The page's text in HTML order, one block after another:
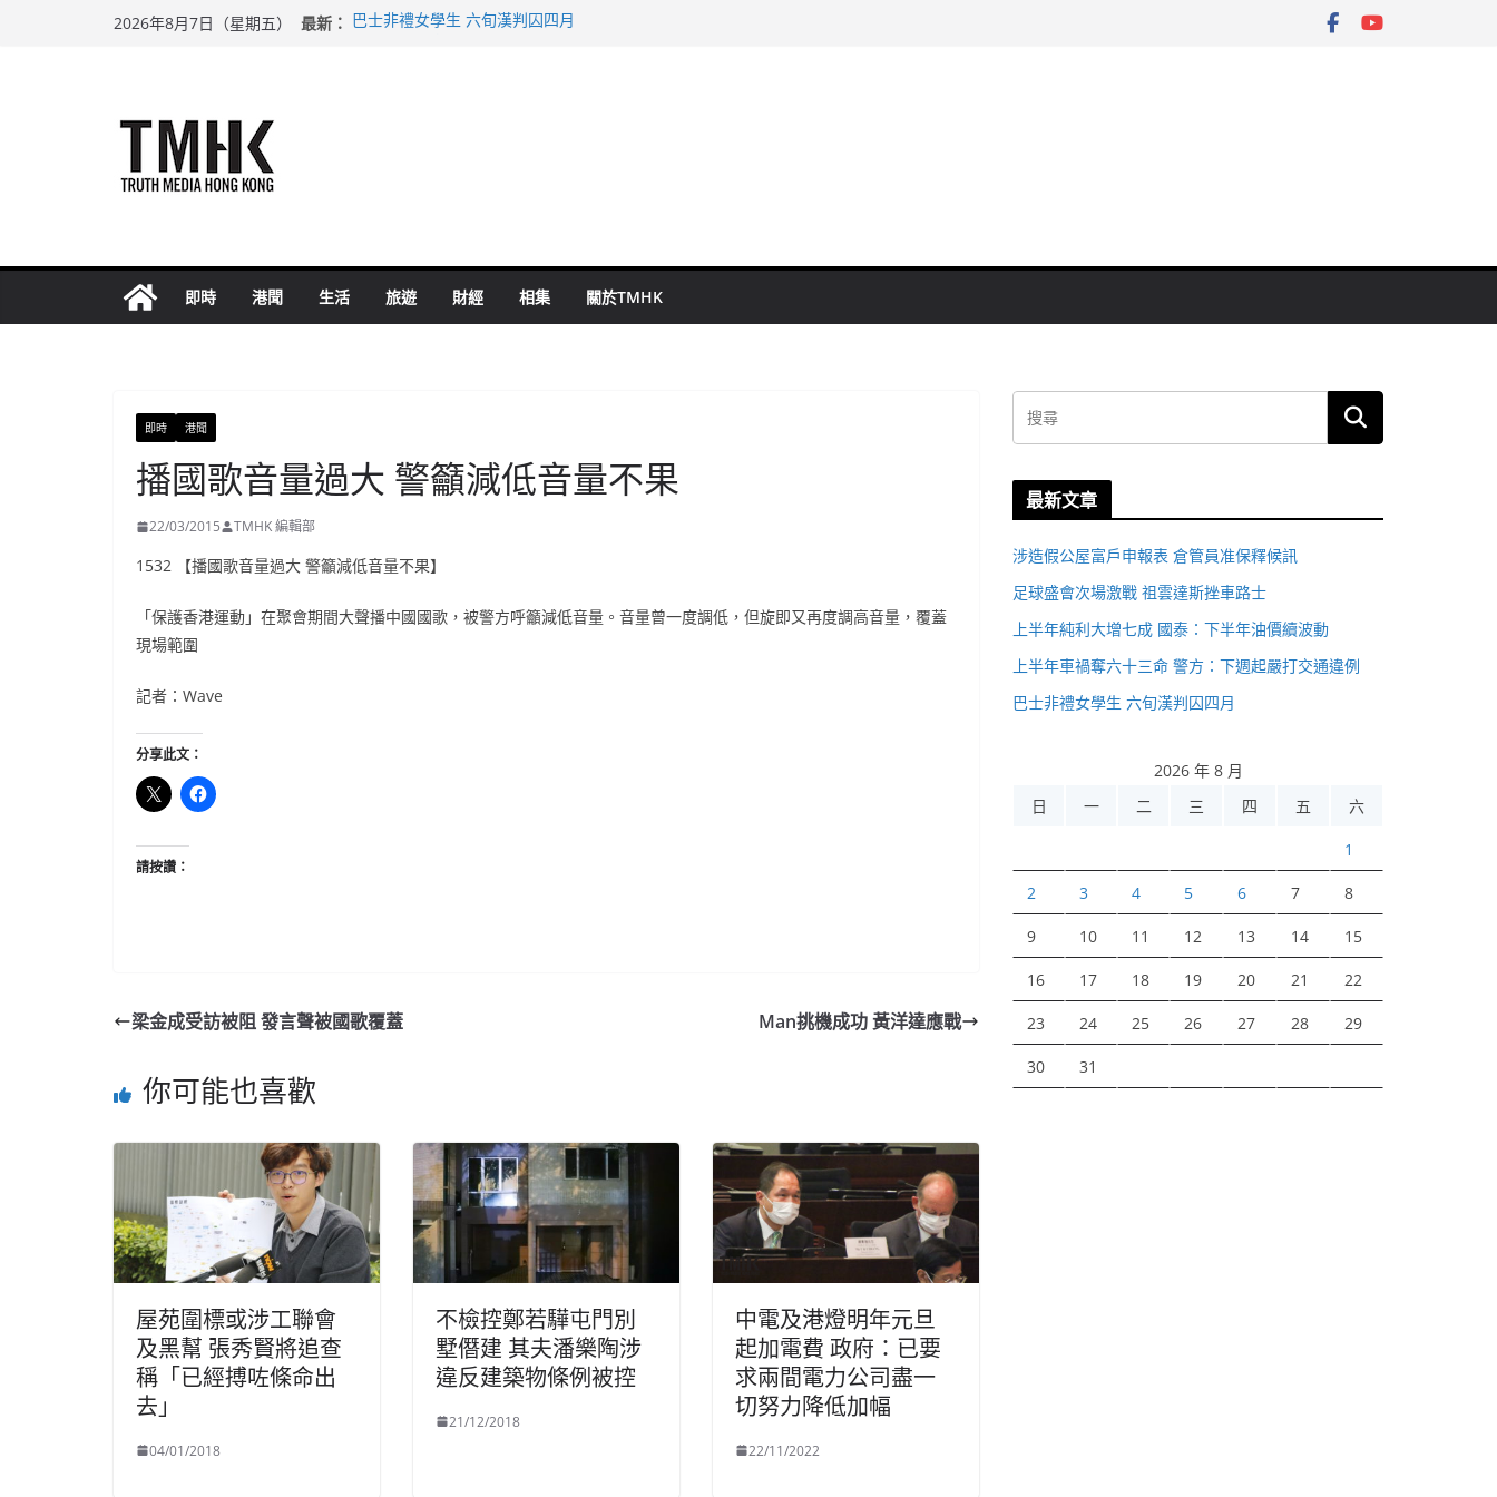
2026年8月7日（星期五） 最新： 巴士非禮女學生 六旬漢判囚四月
即時 港聞 生活 旅遊 財經 相集 關於TMHK
即時 港聞
播國歌音量過大 警籲減低音量不果
22/03/2015 TMHK 編輯部
1532 【播國歌音量過大 警籲減低音量不果】
「保護香港運動」在聚會期間大聲播中國國歌，被警方呼籲減低音量。音量曾一度調低，但旋即又再度調高音量，覆蓋
現場範圍
記者：Wave
分享此文：
請按讚：
梁金成受訪被阻 發言聲被國歌覆蓋 Man挑機成功 黃洋達應戰
你可能也喜歡
屋苑圍標或涉工聯會
及黑幫 張秀賢將追查
稱「已經搏咗條命出
去」
04/01/2018
不檢控鄭若驊屯門別
墅僭建 其夫潘樂陶涉
違反建築物條例被控
21/12/2018
中電及港燈明年元旦
起加電費 政府：已要
求兩間電力公司盡一
切努力降低加幅
22/11/2022
最新文章
涉造假公屋富戶申報表 倉管員准保釋候訊
足球盛會次場激戰 祖雲達斯挫車路士
上半年純利大增七成 國泰：下半年油價續波動
上半年車禍奪六十三命 警方：下週起嚴打交通違例
巴士非禮女學生 六旬漢判囚四月
2026 年 8 月
日
一 二 三 四 五 六
1
2 3 4 5 6 7 8
9 10 11 12 13 14 15
16 17 18 19 20 21 22
23 24 25 26 27 28 29
30 31